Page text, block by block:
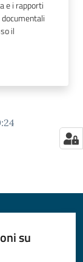
e i rapporti
il
su